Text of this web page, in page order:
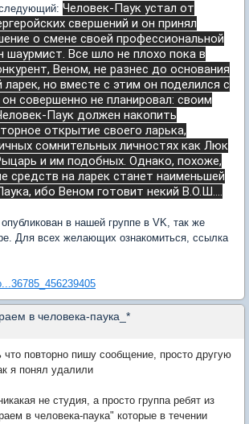
Человек-Паук устал от
свершений и он принял
о смене своей профессиональной
шаурмист. Все шло не плохо пока в
Веном, не разнес до основания
ларек, но вместе с этим он поделился с
совершенно не планировал: своим
Паук должен накопить
открытие своего ларька,
сомнительных личностях как Люк
и им подобных. Однако, похоже,
средств на ларек станет наименьшей
ибо Веном готовит некий В.О.Ш....
в нашей группе в VK, так же
Для всех желающих ознакомиться, ссылка
в человека-паука_*
что повторно пишу сообщение, просто другую
я понял удалили
не студия, а просто группа ребят из
в человека-паука" которые в течении